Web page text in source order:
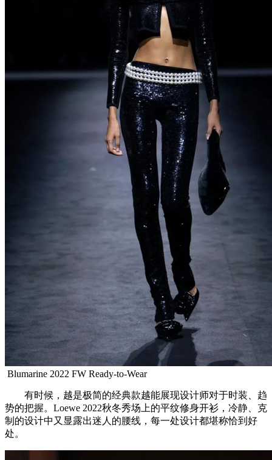
Blumarine 2022 FW Ready-to-Wear
有时候，越是极简的经典款越能展现设计师对于时装、趋
势的把握。Loewe 2022秋冬秀场上的平纹修身开衫，冷静、克
制的设计中又显露出迷人的腰线，每一处设计都堪称恰到好
处。